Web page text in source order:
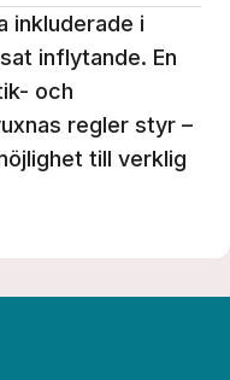
inkluderade i
inflytande. En
och
regler styr –
till verklig